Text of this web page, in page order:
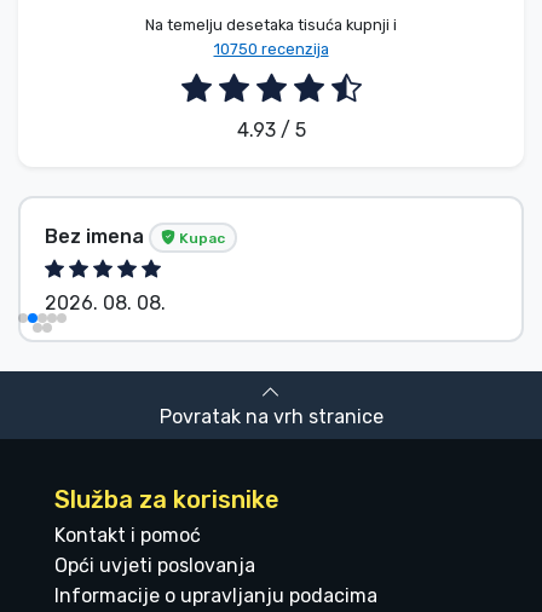
Na temelju desetaka tisuća kupnji i
10750 recenzija
4.93 / 5
Bez imena Kupac
2026. 08. 08.
Povratak na vrh stranice
Služba za korisnike
Kontakt i pomoć
Opći uvjeti poslovanja
Informacije o upravljanju podacima